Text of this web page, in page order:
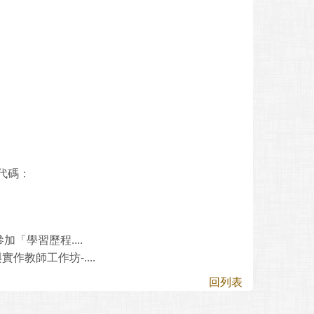
碼：
「學習歷程....
作教師工作坊-....
回列表